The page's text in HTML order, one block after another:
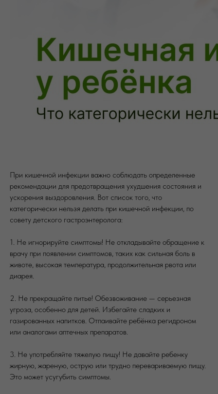
При кишечной инфекции важно соблюдать определенные
рекомендации для предотвращения ухудшения состояния и
ускорения выздоровления. Вот список того, что
категорически нельзя делать при кишечной инфекции, по
совету детского гастроэнтеролога:
1. Не игнорируйте симптомы! Не откладывайте обращение к
врачу при появлении симптомов, таких как сильная боль в
животе, высокая температура, продолжительная рвота или
диарея.
2. Не прекращайте питье! Обезвоживание — серьезная
угроза, особенно для детей. Избегайте сладких и
газированных напитков. Отпаивайте ребёнка регидроном
или аналогами аптечных препаратов.
3. Не употребляйте тяжелую пищу! Не давайте ребенку
жирную, жареную, острую или трудно перевариваемую пищу.
Это может усугубить симптомы.